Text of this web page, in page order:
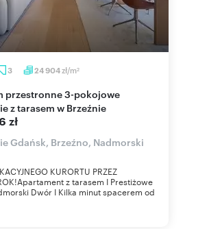
3 24 904zł/m2
z tarasem w Brzeźnie
zł
Gdańsk, Brzeźno, Nadmorski
KURORTU PRZEZ
z tarasem I Prestiżowe
Dwór I Kilka minut spacerem od